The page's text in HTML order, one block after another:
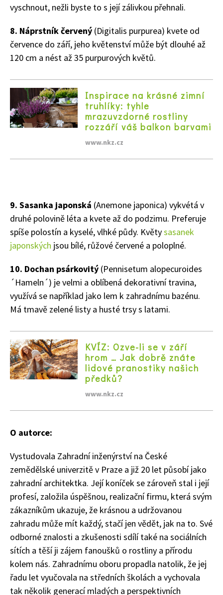
65 Kč
Objednat >
Naše krásná zahrada Speciál
74 Kč
Objednat >
vyschnout, nežli byste to s její zálivkou přehnali.
8. Náprstník červený (Digitalis purpurea) kvete od
července do září, jeho květenství může být dlouhé až
120 cm a nést až 35 purpurových květů.
Inspirace na krásné zimní
truhlíky: tyhle
mrazuvzdorné rostliny
rozzáří váš balkon barvami
www.nkz.cz
9. Sasanka japonská (Anemone japonica) vykvétá v
druhé polovině léta a kvete až do podzimu. Preferuje
spíše polostín a kyselé, vlhké půdy. Květysasanek
japonských jsou bílé, růžové červené a poloplné.
10. Dochan psárkovitý (Pennisetum alopecuroides
´Hameln´) je velmi a oblíbená dekorativní travina,
využívá se například jako lem k zahradnímu bazénu.
Má tmavě zelené listy a husté trsy s latami.
KVÍZ: Ozve-li se v září
hrom … Jak dobrě znáte
lidové pranostiky našich
předků?
www.nkz.cz
O autorce:
Vystudovala Zahradní inženýrství na České
zemědělské univerzitě v Praze a již 20 let působí jako
zahradní architektka. Její koníček se zároveň stal i její
profesí, založila úspěšnou, realizační firmu, která svým
zákazníkům ukazuje, že krásnou a udržovanou
zahradu může mít každý, stačí jen vědět, jak na to. Své
odborné znalosti a zkušenosti sdílí také na sociálních
sítích a těší ji zájem fanoušků o rostliny a přírodu
kolem nás. Zahradnímu oboru propadla natolik, že jej
řadu let vyučovala na středních školách a vychovala
tak několik generací mladých a perspektivních